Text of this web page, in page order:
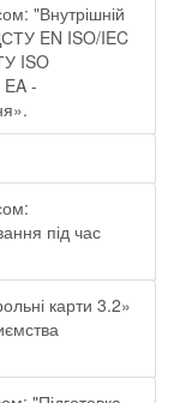
"Внутрішній
EN ISO/IEC
ISO
-
під час
карти 3.2»